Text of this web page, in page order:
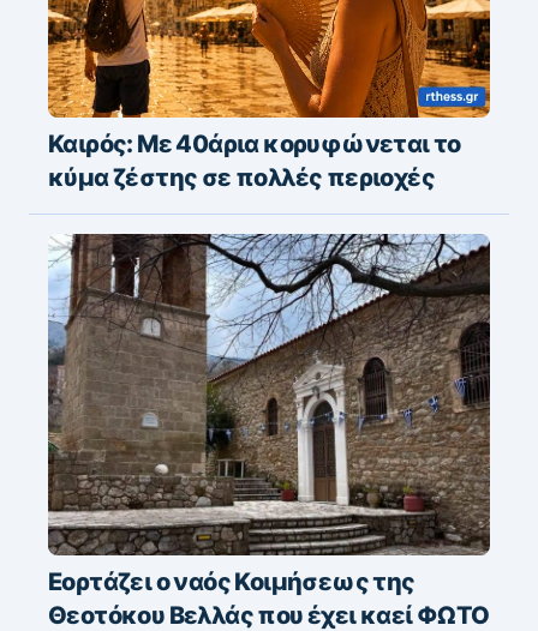
Καιρός: Με 40άρια κορυφώνεται το
κύμα ζέστης σε πολλές περιοχές
Εορτάζει ο ναός Κοιμήσεως της
Θεοτόκου Βελλάς που έχει καεί ΦΩΤΟ